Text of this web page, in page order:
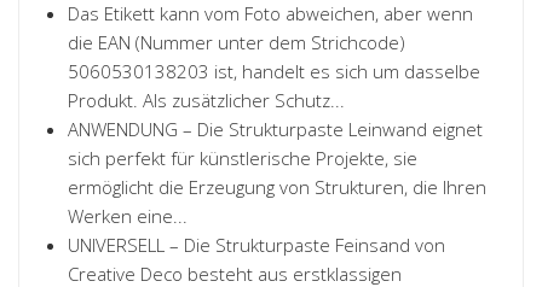
Das Etikett kann vom Foto abweichen, aber wenn
die EAN (Nummer unter dem Strichcode)
5060530138203 ist, handelt es sich um dasselbe
Produkt. Als zusätzlicher Schutz...
ANWENDUNG – Die Strukturpaste Leinwand eignet
sich perfekt für künstlerische Projekte, sie
ermöglicht die Erzeugung von Strukturen, die Ihren
Werken eine...
UNIVERSELL – Die Strukturpaste Feinsand von
Creative Deco besteht aus erstklassigen